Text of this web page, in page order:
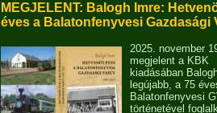
MEGJELENT: Balogh Imre:
éves a Balatonfenyvesi Gazdasági
2025. november
megjelent a KBK
kiadásában
legújabb, a 75
Balatonfenyvesi
történetével